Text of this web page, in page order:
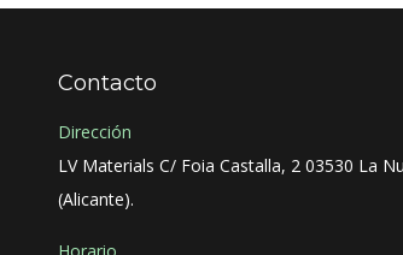
Contacto
Dirección
LV Materials C/ Foia Castalla, 2 03530 La
(Alicante).